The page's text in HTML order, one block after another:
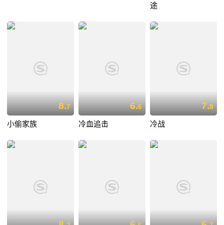
途
8.7
小偷家族
6.6
冷血追击
7.8
冷战